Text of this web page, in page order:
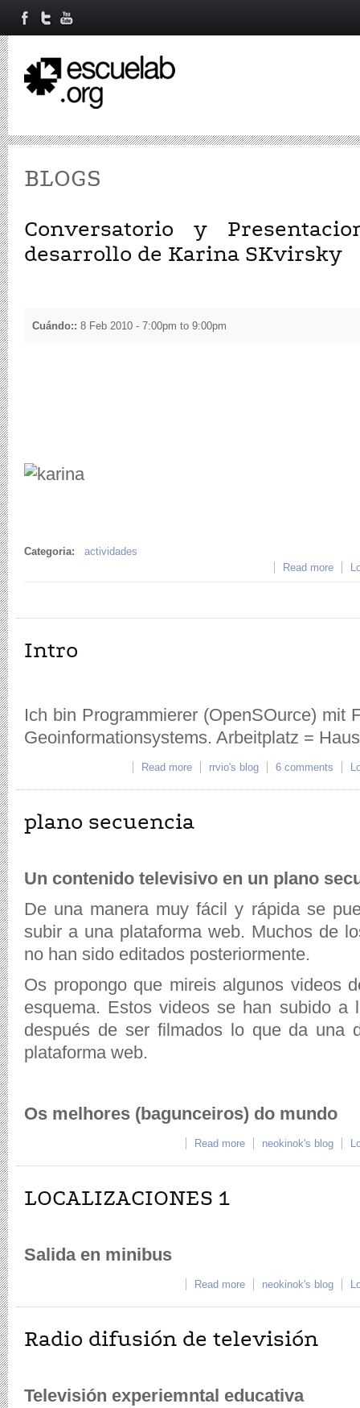
BLOGS
Conversatorio y
desarrollo de Karina SKvirsky
Cuándo:: 8 Feb 2010 - 7:00pm to 9:00pm
Categoria:
actividades
Read more
Intro
Ich bin Programmierer (OpenSOurce) mit
Geoinformationsystems. Arbeitplatz =
Read more about Intro
rrvio's blog 6 comments
plano secuencia
Un contenido televisivo en un plano
De una manera muy fácil y rápida se
subir a una plataforma web. Muchos de
no han sido editados posteriormente.
Os propongo que mireis algunos videos
esquema. Estos videos se han subido a
después de ser filmados lo que da una
plataforma web.
Os melhores (bagunceiros) do mundo
Read more about plano secuencia
neokinok's blog
LOCALIZACIONES 1
Salida en minibus
Read more aboutneokinok's blog
Radio difusión de televisión
Televisión experiemntal educativa